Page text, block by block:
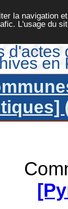
la navigation
L'usage du
d'actes
en